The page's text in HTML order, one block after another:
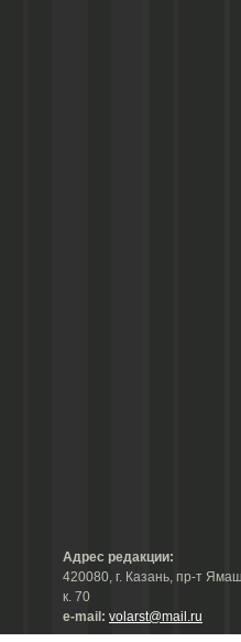
Адрес редакции:
420080, г. Казань, пр-т
к. 70
е-mail: volarst@mail.ru